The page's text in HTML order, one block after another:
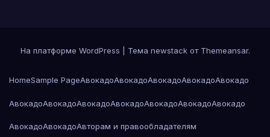
На платформе WordPress Тема newstack от Themeansar.
HomeSample PageАвокадоАвокадоАвокадоАвокадоАвокадо
АвокадоАвокадоАвокадоАвокадоАвокадоАвокадоАвокадо
АвокадоАвокадоАвторам и правообладателям